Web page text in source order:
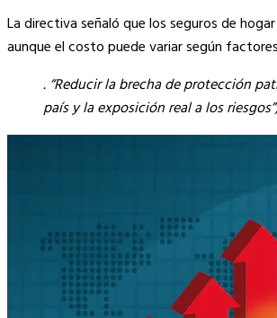
La directiva señaló que los seguros de
aunque el costo puede variar según
. “Reducir la brecha de protección
país y la exposición real a los